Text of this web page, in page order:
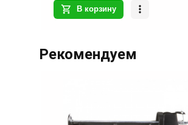
Рекомендуем
В корзину
of